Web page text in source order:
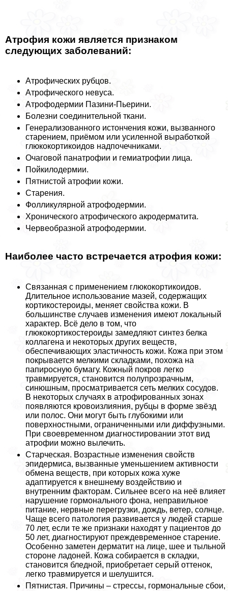
Атрофия кожи является признаком
следующих заболеваний:
Атрофических рубцов.
Атрофического невуса.
Атрофодермии Пазини-Пьерини.
Болезни соединительной ткани.
Генерализованного истончения кожи, вызванного
старением, приёмом или усиленной выработкой
глюкокортикоидов надпочечниками.
Очаговой панатрофии и гемиатрофии лица.
Пойкилодермии.
Пятнистой атрофии кожи.
Старения.
Фолликулярной атрофодермии.
Хронического атрофического акродерматита.
Червеобразной атрофодермии.
Наиболее часто встречается атрофия кожи:
Связанная с применением глюкокортикоидов.
Длительное использование мазей, содержащих
кортикостероиды, меняет свойства кожи. В
большинстве случаев изменения имеют локальный
хаpaктер. Всё дело в том, что
глюкокортикостероиды замедляют синтез белка
коллагена и некоторых других веществ,
обеспечивающих эластичность кожи. Кожа при этом
покрывается мелкими складками, похожа на
папиросную бумагу. Кожный покров легко
травмируется, становится полупрозрачным,
синюшным, просматривается сеть мелких сосудов.
В некоторых случаях в атрофированных зонах
появляются кровоизлияния, рубцы в форме звёзд
или полос. Они могут быть глубокими или
поверхностными, ограниченными или диффузными.
При своевременном диагностировании этот вид
атрофии можно вылечить.
Старческая. Возрастные изменения свойств
эпидермиса, вызванные уменьшением активности
обмена веществ, при которых кожа хуже
адаптируется к внешнему воздействию и
внутренним факторам. Сильнее всего на неё влияет
нарушение гормонального фона, неправильное
питание, нервные перегрузки, дождь, ветер, солнце.
Чаще всего патология развивается у людей старше
70 лет, если те же признаки находят у пациентов до
50 лет, диагностируют преждевременное старение.
Особенно заметен дерматит на лице, шее и тыльной
стороне ладоней. Кожа собирается в складки,
становится бледной, приобретает серый оттенок,
легко травмируется и шелушится.
Пятнистая. Причины – стрессы, гормональные сбои,